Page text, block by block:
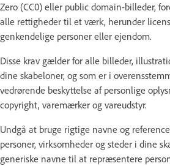
Zero (CC0) eller public domain-billeder,
alle rettigheder til et værk, herunder
genkendelige personer eller ejendom.
Disse krav gælder for alle billeder,
dine skabeloner, og som er i
vedrørende beskyttelse af personlige
copyright, varemærker og vareudstyr.
Undgå at bruge rigtige navne og
personer, virksomheder og steder i dine
generiske navne til at repræsentere